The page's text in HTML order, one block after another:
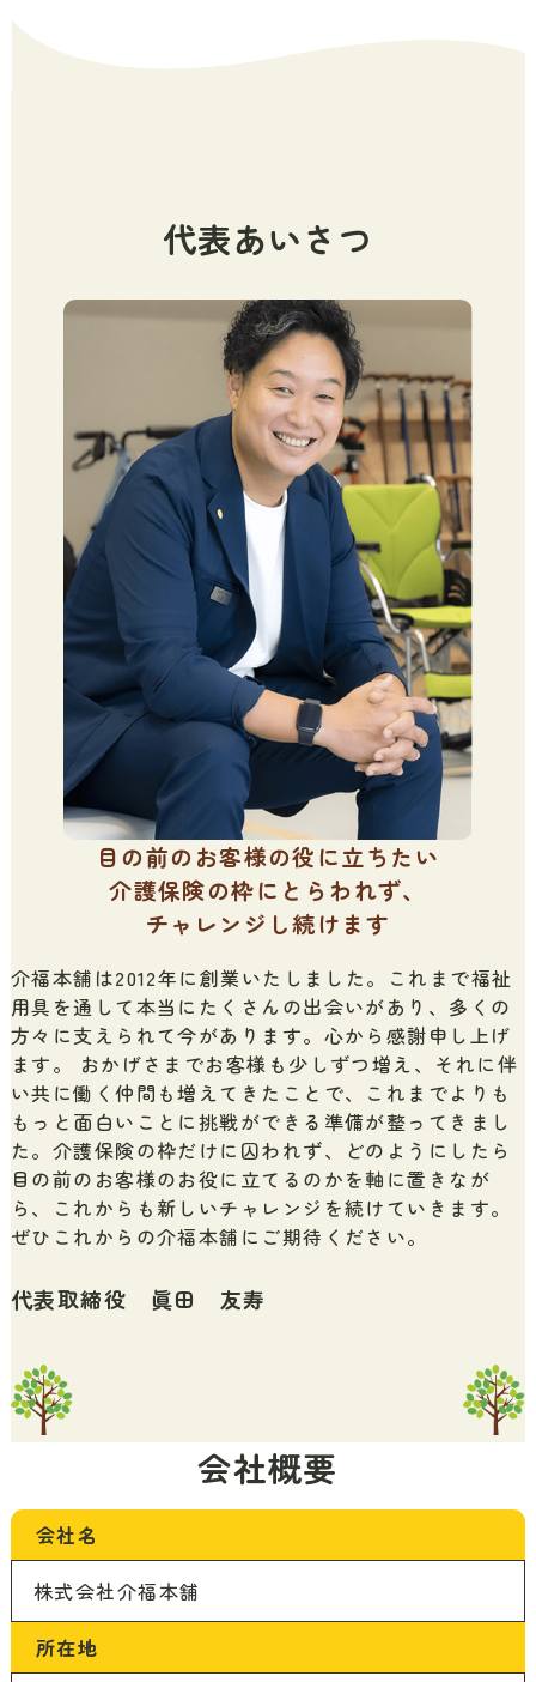
目の前のお客様の役に立ちたい
介護保険の枠にとらわれず、
チャレンジし続けます
介福本舗は2012年に創業いたしました。これまで福祉
用具を通して本当にたくさんの出会いがあり、多くの
方々に支えられて今があります。心から感謝申し上げ
ます。 おかげさまでお客様も少しずつ増え、それに伴
い共に働く仲間も増えてきたことで、これまでよりも
もっと面白いことに挑戦ができる準備が整ってきまし
た。介護保険の枠だけに囚われず、どのようにしたら
目の前のお客様のお役に立てるのかを軸に置きなが
ら、これからも新しいチャレンジを続けていきます。
ぜひこれからの介福本舗にご期待ください。
株式会社介福本舗
所在地
本社